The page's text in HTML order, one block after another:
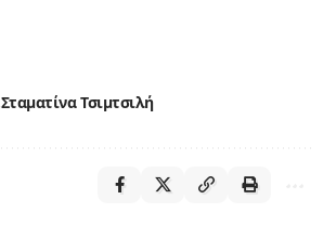
Σταματίνα Τσιμτσιλή